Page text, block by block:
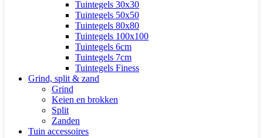
Tuintegels 30x30
Tuintegels 50x50
Tuintegels 80x80
Tuintegels 100x100
Tuintegels 6cm
Tuintegels 7cm
Tuintegels Finess
Grind, split & zand
Grind
Keien en brokken
Split
Zanden
Tuin accessoires